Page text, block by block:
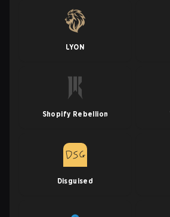
LYON
Shopify Rebellion
Disguised